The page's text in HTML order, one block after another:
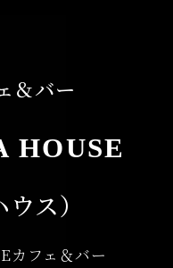
＆バー
HOUSE
ス）
フェ＆バー